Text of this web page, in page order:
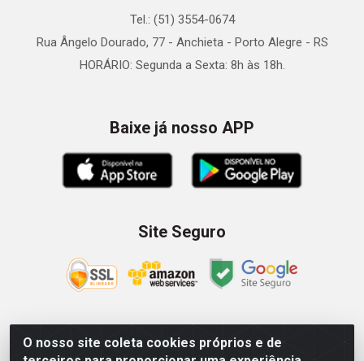
O nosso site coleta cookies próprios e de
Tel.: (51) 3554-0674
Rua Ângelo Dourado, 77 - Anchieta - Porto Alegre - RS
HORÁRIO: Segunda a Sexta: 8h às 18h.
Baixe já nosso APP
Site Seguro
Zein Importação e Comércio LTDA - Av. Senador Queiróz, 274